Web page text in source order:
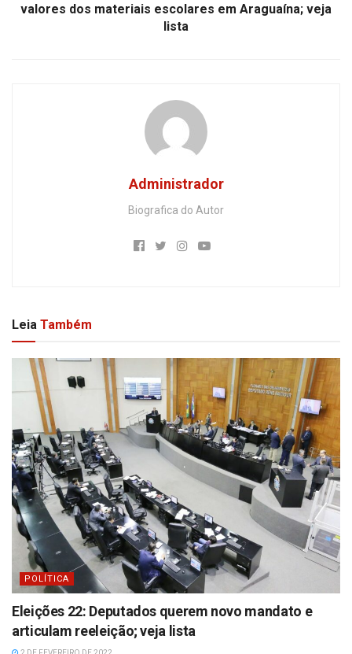
valores dos materiais escolares em Araguaína; veja
lista
Administrador
Biografica do Autor
Leia Também
POLÍTICA
Eleições 22: Deputados querem novo mandato e
articulam reeleição; veja lista